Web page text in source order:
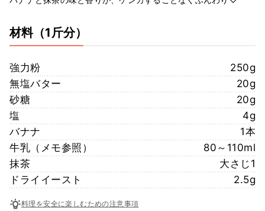
材料（1斤分）
強力粉
250g
無塩バター
20g
砂糖
20g
塩
4g
バナナ
1本
牛乳（メモ参照）
80～110ml
抹茶
大さじ1
ドライイースト
2.5g
料理を安全に楽しむための注意事項